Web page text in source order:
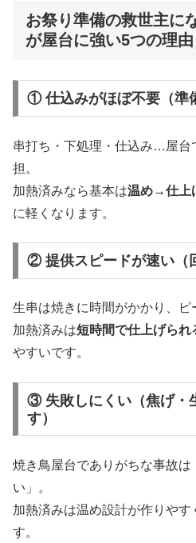
お祭り準備の救世主に
が屋台に強い5つの理由
① 仕込みがほぼ不要（準
串打ち・下処理・仕込み…屋台
担。
加熱済みなら基本は温め→仕上
に軽くなります。
② 提供スピードが速い（
生串は焼きに時間がかかり、ピ
加熱済みは短時間で仕上げられ
やすいです。
③ 失敗しにくい（焦げ・
す）
焼き鳥屋台でありがちな事故は
い」。
加熱済みは温め設計が作りやす
す。